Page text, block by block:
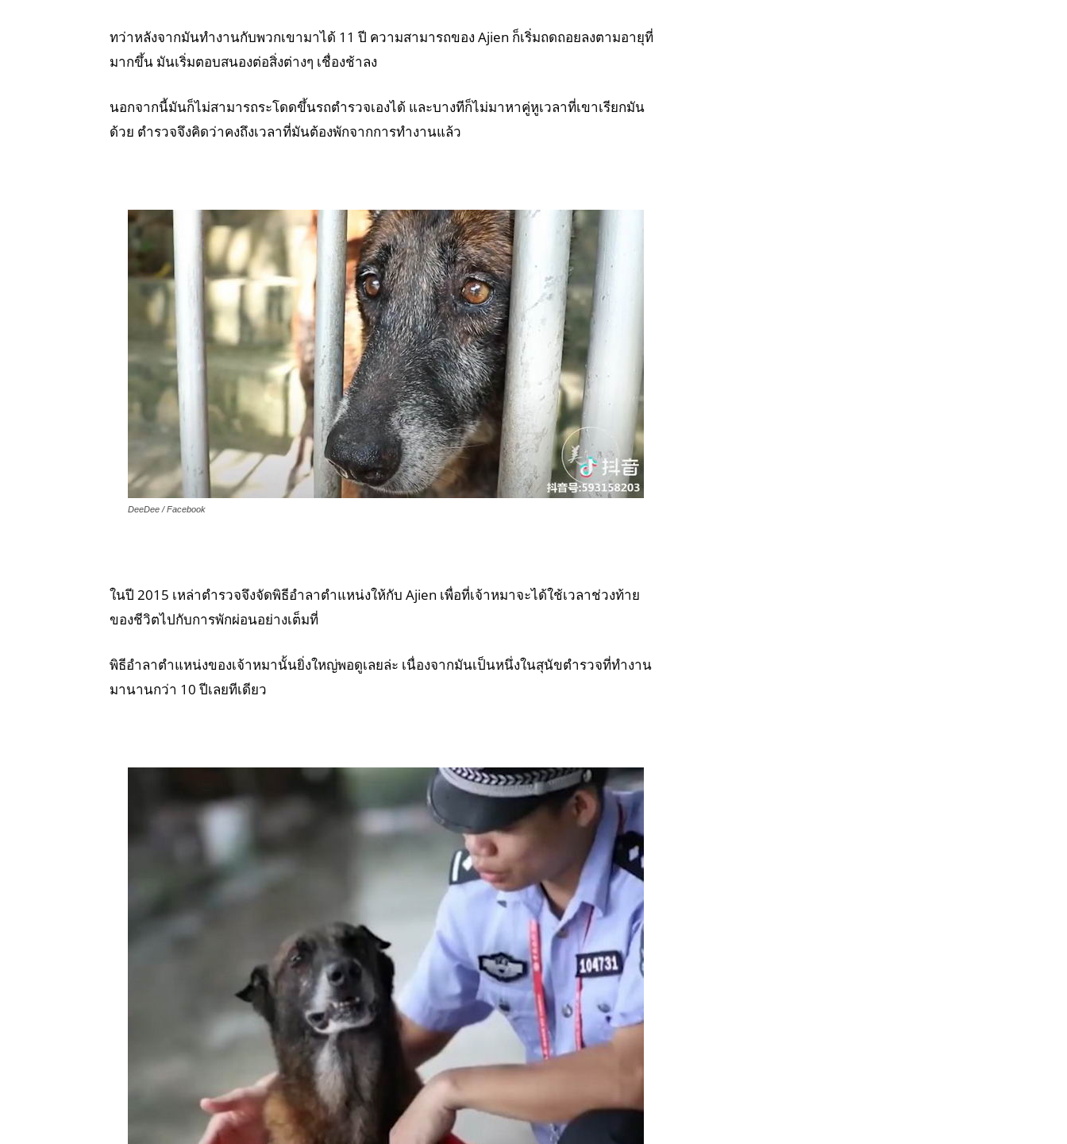
ทว่าหลังจากมันทำงานกับพวกเขามาได้ 11 ปี ความสามารถของ Ajien ก็เริ่มถดถอยลงตามอายุที่
มากขึ้น มันเริ่มตอบสนองต่อสิ่งต่างๆ เชื่องช้าลง
นอกจากนี้มันก็ไม่สามารถระโดดขึ้นรถตำรวจเองได้ และบางทีก็ไม่มาหาคู่หูเวลาที่เขาเรียกมัน
ด้วย ตำรวจจึงคิดว่าคงถึงเวลาที่มันต้องพักจากการทำงานแล้ว
DeeDee / Facebook
ในปี 2015 เหล่าตำรวจจึงจัดพิธีอำลาตำแหน่งให้กับ Ajien เพื่อที่เจ้าหมาจะได้ใช้เวลาช่วงท้าย
ของชีวิตไปกับการพักผ่อนอย่างเต็มที่
พิธีอำลาตำแหน่งของเจ้าหมานั้นยิ่งใหญ่พอดูเลยล่ะ เนื่องจากมันเป็นหนึ่งในสุนัขตำรวจที่ทำงาน
มานานกว่า 10 ปีเลยทีเดียว